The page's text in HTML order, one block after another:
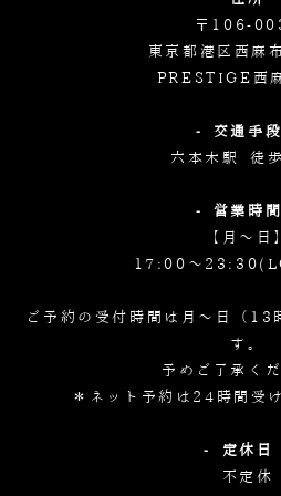
〒106-
東京都港区西麻
PRESTIGE西
- 交通手
六本木駅 徒
- 営業時
【月～日
17:00～
ご予約の受付時間は月～日（13
す。
予めご了承くだ
＊ネット予約は24時間受
- 定休日
不定休